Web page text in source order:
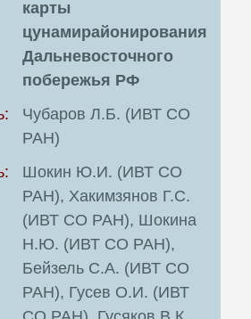
карты
цунамирайонирования
Дальневосточного
побережья РФ
Чубаров Л.Б. (ИВТ СО
РАН)
Шокин Ю.И. (ИВТ СО
РАН), Хакимзянов Г.С.
(ИВТ СО РАН), Шокина
Н.Ю. (ИВТ СО РАН),
Бейзель С.А. (ИВТ СО
РАН), Гусев О.И. (ИВТ